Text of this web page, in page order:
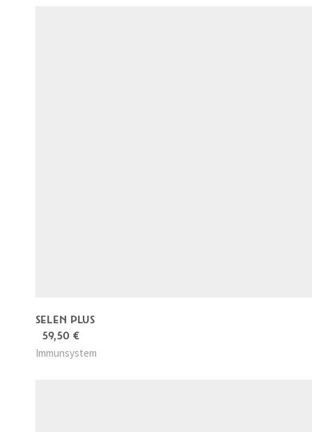
SELEN PLUS
59,50 €
Immunsystem